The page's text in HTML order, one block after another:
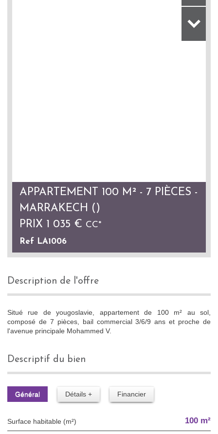
APPARTEMENT 100 M² - 7 PIÈCES -
MARRAKECH ()
PRIX 1 035 € CC*
Ref LA1006
description de l'offre
Situé rue de yougoslavie, appartement de 100 m² au sol,
composé de 7 pièces, bail commercial 3/6/9 ans et proche de
l'avenue principale Mohammed V.
descriptif du bien
Général Détails + Financier
Surface habitable (m²) 100 m²